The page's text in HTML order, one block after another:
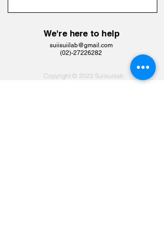
We're here to help
suiisuiilab@gmail.com
​(02)-27226282
Copyright © 2023 Suiisuiilab